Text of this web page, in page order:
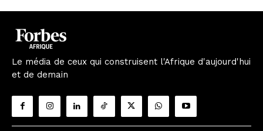
Le média de ceux qui construisent l'Afrique d'aujourd'hui
et de demain